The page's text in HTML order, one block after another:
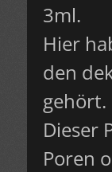
3ml.
Hier
den
gehört.
Dieser
Poren